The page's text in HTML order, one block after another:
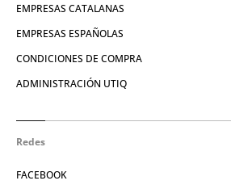
EMPRESAS CATALANAS
EMPRESAS ESPAÑOLAS
CONDICIONES DE COMPRA
ADMINISTRACIÓN UTIQ
Redes
FACEBOOK